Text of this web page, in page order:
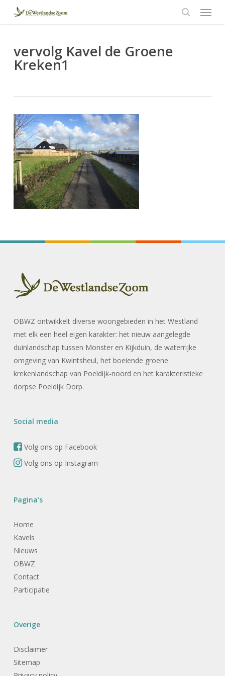
Menu
vervolg Kavel de Groene
Kreken1
OBWZ ontwikkelt diverse woongebieden in het Westland
met elk een heel eigen karakter: het nieuw aangelegde
duinlandschap tussen Monster en Kijkduin, de waterrijke
omgeving van Kwintsheul, het boeiende groene
krekenlandschap van Poeldijk-noord en het karakteristieke
dorpse Poeldijk Dorp.
Social media
Volg ons op Facebook
Volg ons op Instagram
Pagina’s
Home
Kavels
Nieuws
OBWZ
Contact
Participatie
Overige
Disclaimer
Sitemap